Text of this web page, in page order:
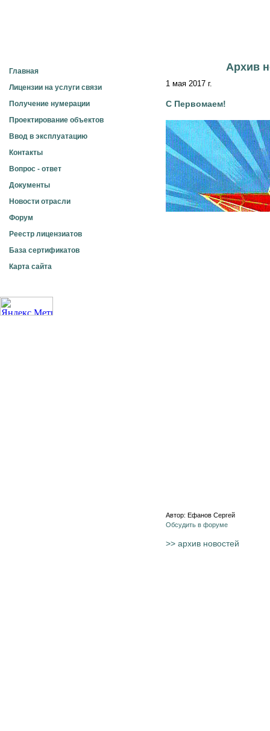
Главная
Лицензии на услуги связи
Получение нумерации
Проектирование объектов
Ввод в эксплуатацию
Контакты
Вопрос - ответ
Документы
Новости отрасли
Форум
Реестр лицензиатов
База сертификатов
Карта сайта
Архив
1 мая 2017 г.
С Первомаем!
Автор: Ефанов Сергей
Обсудить в форуме
>> архив новостей